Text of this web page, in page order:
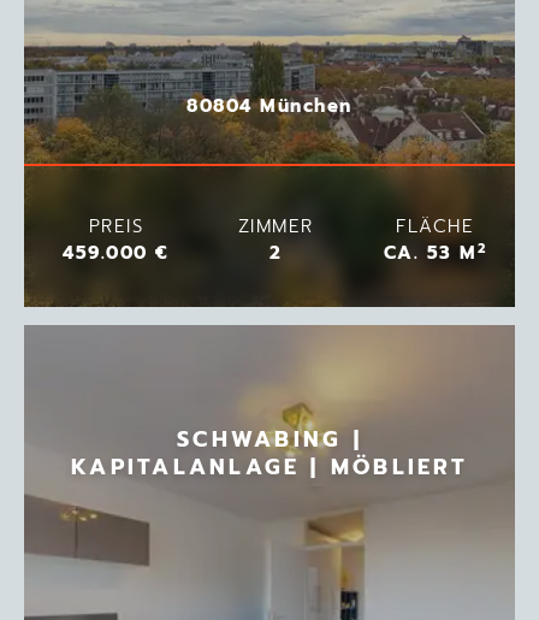
80804 München
PREIS
459.000 €
ZIMMER
2
FLÄCHE
CA. 53 M2
SCHWABING |
KAPITALANLAGE | MÖBLIERT